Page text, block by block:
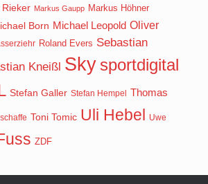
Rieker Markus Gaupp Markus Höhner
Born Michael Leopold Oliver
Roland Evers Sebastian
Kneißl Sky sportdigital
Stefan Galler Stefan Hempel Thomas
Toni Tomic Uli Hebel Uwe
ZDF